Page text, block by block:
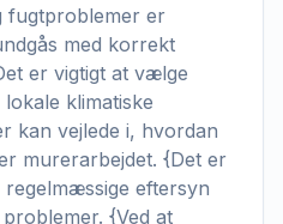
fugtproblemer er
med korrekt
er vigtigt at vælge
klimatiske
kan vejlede i, hvordan
murerarbejdet. {Det er
eftersyn
{Ved at